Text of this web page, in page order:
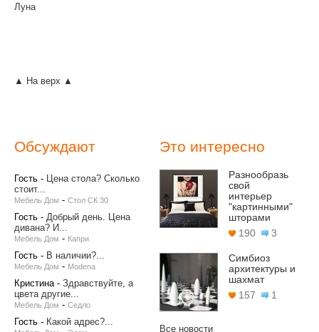
Луна
▲ На верх ▲
Обсуждают
Гость - Цена стола? Сколько
стоит...
Мебель Дом - Стол СК 30
Гость - Добрый день. Цена
дивана? И...
Мебель Дом - Капри
Гость - В наличии?...
Мебель Дом - Modena
Кристина - Здравствуйте, а
цвета другие...
Мебель Дом - Седло
Гость - Какой адрес?...
Это интересно
Разнообразь
свой
интерьер
"картинными"
шторами
190
3
Симбиоз
архитектуры и
шахмат
157
1
Все новости